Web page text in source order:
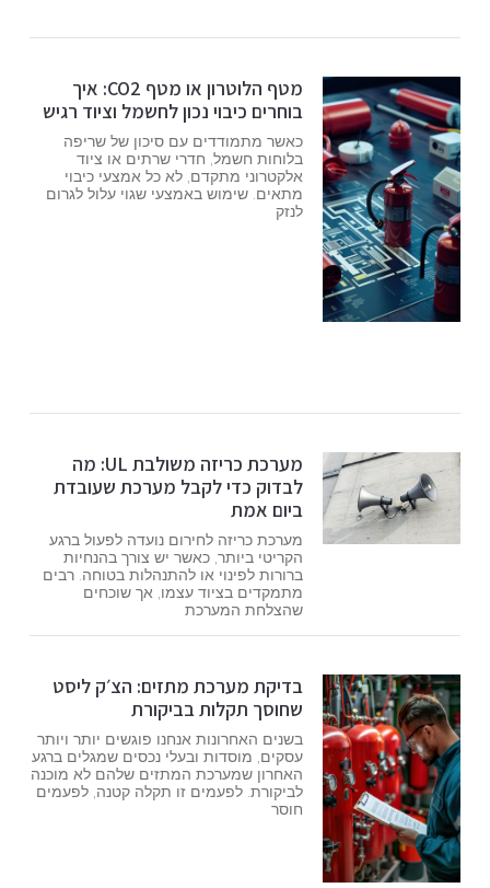
מטף הלוטרון או מטף CO2: איך
בוחרים כיבוי נכון לחשמל וציוד רגיש
כאשר מתמודדים עם סיכון של שריפה
בלוחות חשמל, חדרי שרתים או ציוד
אלקטרוני מתקדם, לא כל אמצעי כיבוי
מתאים. שימוש באמצעי שגוי עלול לגרום
לנזק
מערכת כריזה משולבת UL: מה
לבדוק כדי לקבל מערכת שעובדת
ביום אמת
מערכת כריזה לחירום נועדה לפעול ברגע
הקריטי ביותר, כאשר יש צורך בהנחיות
ברורות לפינוי או להתנהלות בטוחה. רבים
מתמקדים בציוד עצמו, אך שוכחים
שהצלחת המערכת
בדיקת מערכת מתזים: הצ׳ק ליסט
שחוסך תקלות בביקורת
בשנים האחרונות אנחנו פוגשים יותר ויותר
עסקים, מוסדות ובעלי נכסים שמגלים ברגע
האחרון שמערכת המתזים שלהם לא מוכנה
לביקורת. לפעמים זו תקלה קטנה, לפעמים
חוסר